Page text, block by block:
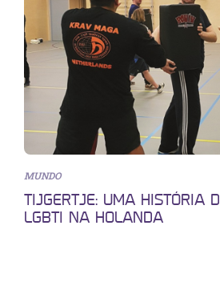
MUNDO
TIJGERTJE: UMA HISTÓRIA
LGBTI NA HOLANDA